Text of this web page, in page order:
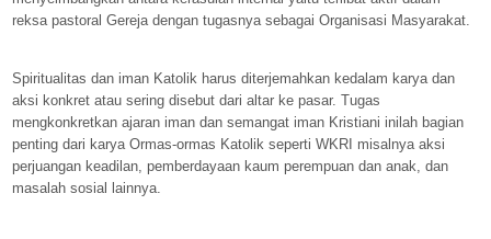
reksa pastoral Gereja dengan tugasnya sebagai Organisasi Masyarakat.
Spiritualitas dan iman Katolik harus diterjemahkan kedalam karya dan
aksi konkret atau sering disebut dari altar ke pasar. Tugas
mengkonkretkan ajaran iman dan semangat iman Kristiani inilah bagian
penting dari karya Ormas-ormas Katolik seperti WKRI misalnya aksi
perjuangan keadilan, pemberdayaan kaum perempuan dan anak, dan
masalah sosial lainnya.